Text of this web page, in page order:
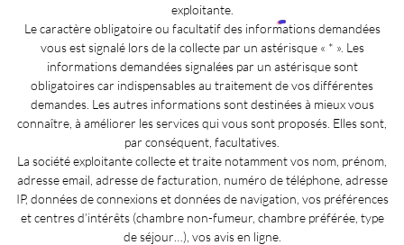
exploitante.
Le caractère obligatoire ou facultatif des informations demandées
vous est signalé lors de la collecte par un astérisque « * ». Les
informations demandées signalées par un astérisque sont
obligatoires car indispensables au traitement de vos différentes
demandes. Les autres informations sont destinées à mieux vous
connaître, à améliorer les services qui vous sont proposés. Elles sont,
par conséquent, facultatives.
La société exploitante collecte et traite notamment vos nom, prénom,
adresse email, adresse de facturation, numéro de téléphone, adresse
IP, données de connexions et données de navigation, vos préférences
et centres d’intérêts (chambre non-fumeur, chambre préférée, type
de séjour…), vos avis en ligne.